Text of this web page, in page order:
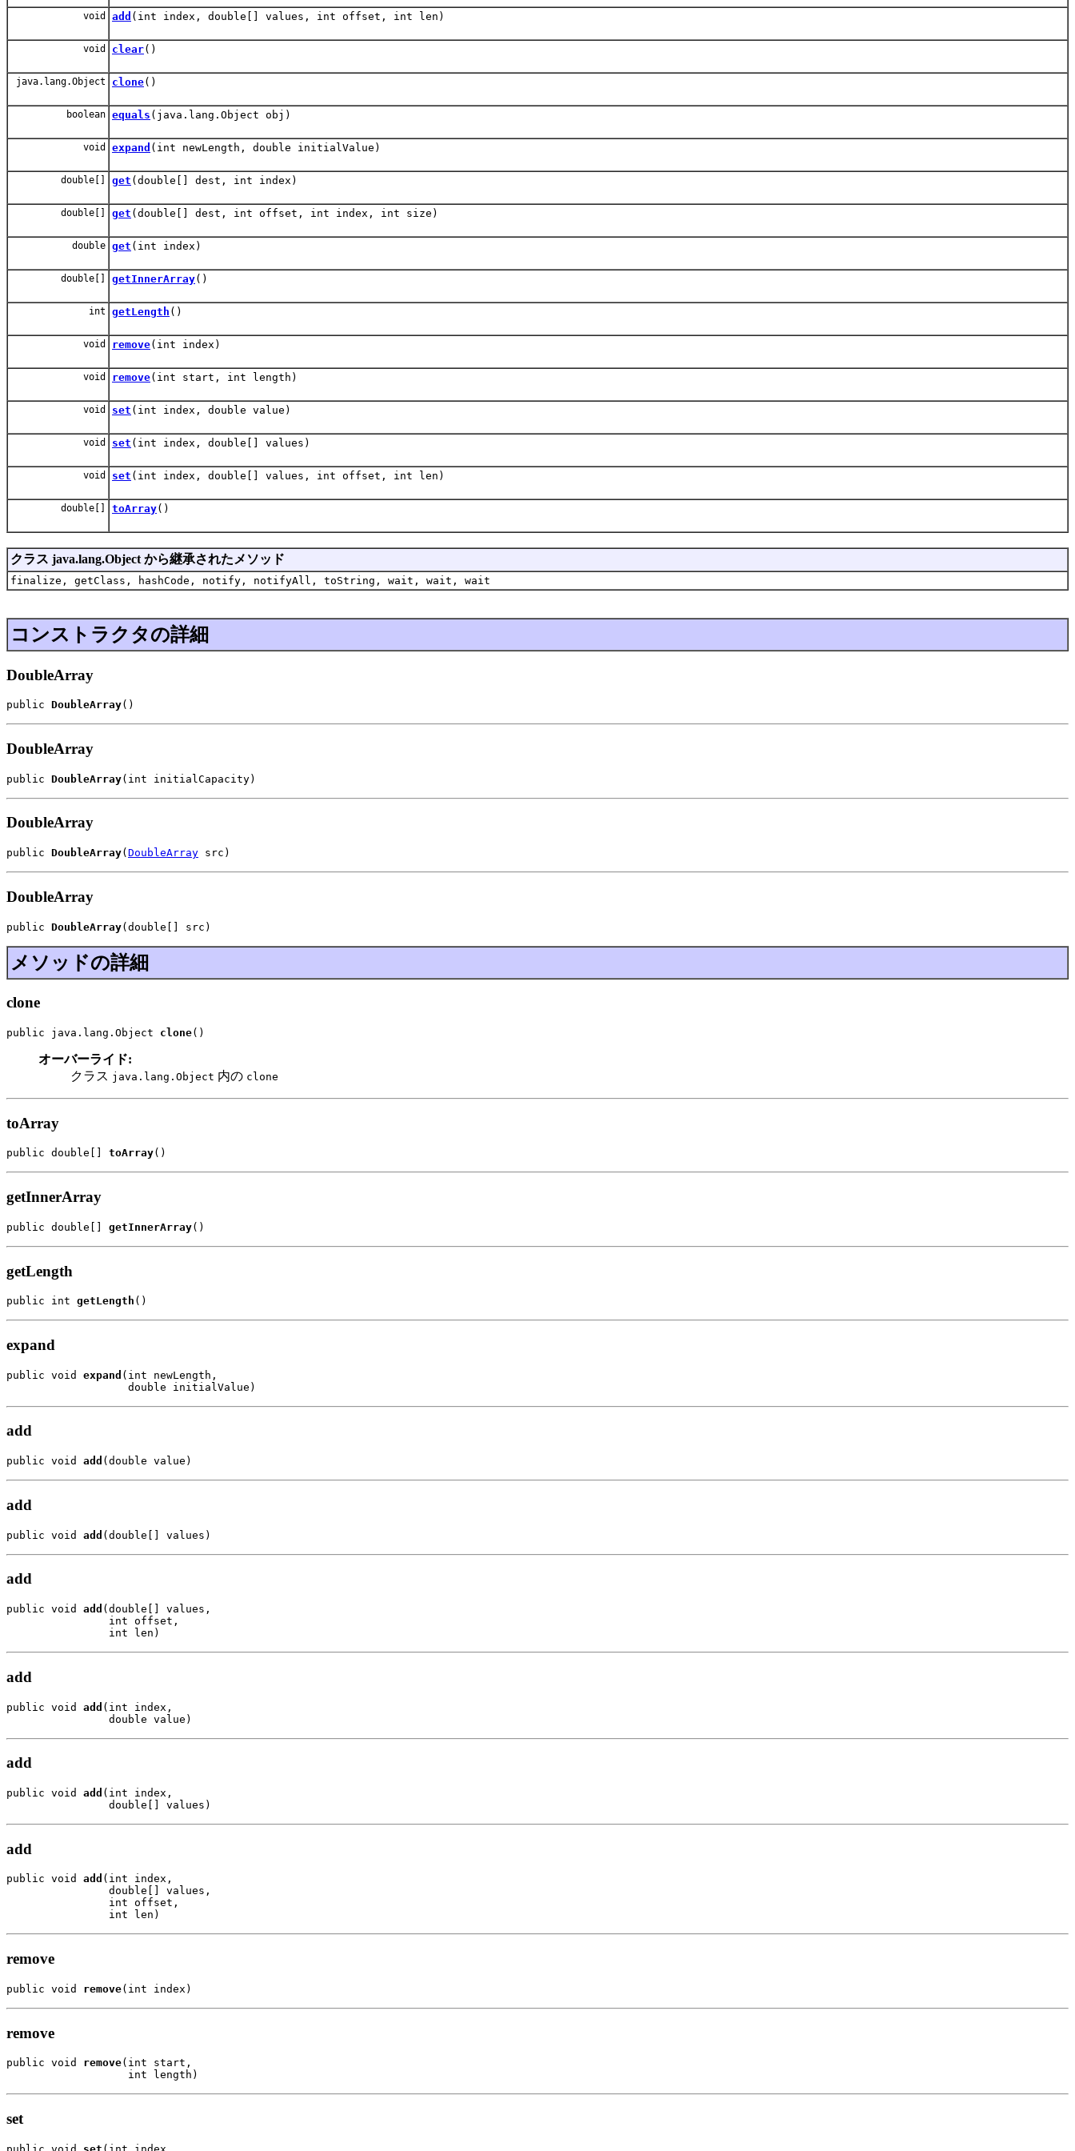
void add (int index, double[] values, int offset, int len)
void clear()
java.lang.Object clone()
boolean equals (java.lang.Object obj)
void expand (int newLength, double initialValue)
double[] get (double[] dest, int index)
double[] get (double[] dest, int offset, int index, int size)
double get (int index)
double[] getInnerArray()
int getLength ()
void remove(int index)
void remove(int start, int length)
void set (int index, double value)
void set (int index, double[] values)
void set (int index, double[] values, int offset, int len)
double[] toArray()
クラス java.lang.Object から継承されたメソッド
finalize, getClass, hashCode, notify, notifyAll, toString, wait, wait, wait
コンストラクタの詳細
DoubleArray
public DoubleArray()
DoubleArray
public DoubleArray(int initialCapacity)
DoubleArray
public DoubleArray( DoubleArray src)
DoubleArray
public DoubleArray(double[] src)
メソッドの詳細
clone
public java.lang.Object clone()
オーバーライド:
クラス java.lang.Object 内の clone
toArray
public double[] toArray()
getInnerArray
public double[] getInnerArray()
getLength
public int getLength ()
expand
public void expand (int newLength,
                   double initialValue)
add
public void add (double value)
add
public void add (double[] values)
add
public void add (double[] values,
                int offset,
                int len)
add
public void add (int index,
                double value)
add
public void add (int index,
                double[] values)
add
public void add (int index,
                double[] values,
                int offset,
                int len)
remove
public void remove(int index)
remove
public void remove(int start,
                   int length)
set